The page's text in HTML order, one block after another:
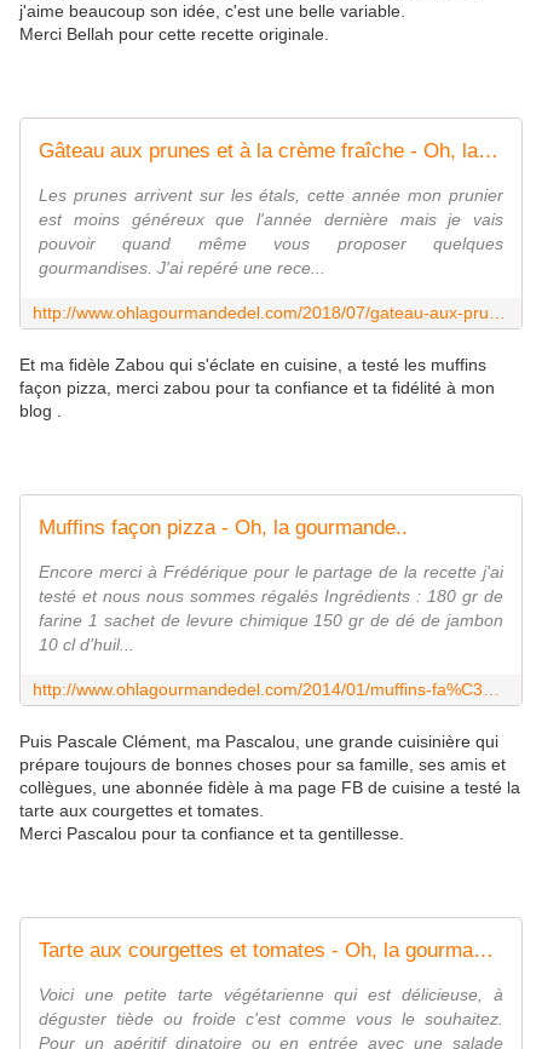
j'aime beaucoup son idée, c'est une belle variable.
Merci Bellah pour cette recette originale.
Gâteau aux prunes et à la crème fraîche - Oh, la gourmande..
Les prunes arrivent sur les étals, cette année mon prunier
est moins généreux que l'année dernière mais je vais
pouvoir quand même vous proposer quelques
gourmandises. J'ai repéré une rece...
Et ma fidèle Zabou qui s'éclate en cuisine, a testé les muffins
façon pizza, merci zabou pour ta confiance et ta fidélité à mon
blog .
Muffins façon pizza - Oh, la gourmande..
Encore merci à Frédérique pour le partage de la recette j'ai
testé et nous nous sommes régalés Ingrédients : 180 gr de
farine 1 sachet de levure chimique 150 gr de dé de jambon
10 cl d'huil...
Puis Pascale Clément, ma Pascalou, une grande cuisinière qui
prépare toujours de bonnes choses pour sa famille, ses amis et
collègues, une abonnée fidèle à ma page FB de cuisine a testé la
tarte aux courgettes et tomates.
Merci Pascalou pour ta confiance et ta gentillesse.
Tarte aux courgettes et tomates - Oh, la gourmande..
Voici une petite tarte végétarienne qui est délicieuse, à
déguster tiède ou froide c'est comme vous le souhaitez.
Pour un apéritif dinatoire ou en entrée avec une salade